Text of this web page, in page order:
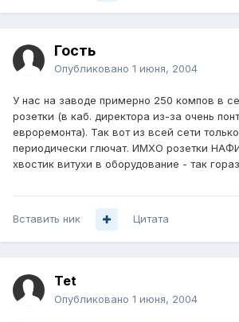
Гость
Опубликовано 1 июня, 2004
У нас на заводе примерно 250 компов в
розетки (в каб. директора из-за очень
евроремонта). Так вот из всей сети
периодически глючат. ИМХО розетки
хвостик витухи в оборудование - так
Вставить ник Цитата
Tet
Опубликовано 1 июня, 2004